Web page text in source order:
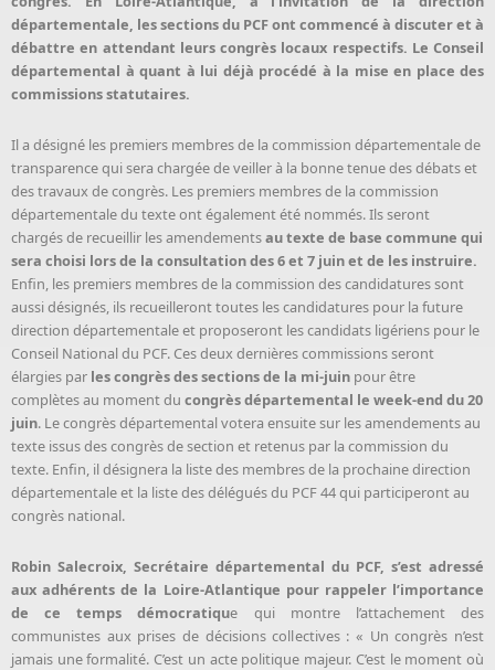
départementale, les sections du PCF ont commencé à discuter et à
débattre en attendant leurs congrès locaux respectifs. Le Conseil
départemental à quant à lui déjà procédé à la mise en place des
commissions statutaires.
Il a désigné les premiers membres de la commission départementale de
transparence qui sera chargée de veiller à la bonne tenue des débats et
des travaux de congrès. Les premiers membres de la commission
départementale du texte ont également été nommés. Ils seront
chargés de recueillir les amendementsau texte de base commune qui
sera choisi lors de la consultation des 6 et 7 juin et de les instruire.
Enfin, les premiers membres de la commission des candidatures sont
aussi désignés, ils recueilleront toutes les candidatures pour la future
direction départementale et proposeront les candidats ligériens pour le
Conseil National du PCF. Ces deux dernières commissions seront
élargies par les congrès des sections de la mi-juin pour être
complètes au moment du congrès départemental le week-end du 20
juin. Le congrès départemental votera ensuite sur les amendements au
texte issus des congrès de section et retenus par la commission du
texte. Enfin, il désignera la liste des membres de la prochaine direction
départementale et la liste des délégués du PCF 44 qui participeront au
congrès national.
Robin Salecroix, Secrétaire départemental du PCF, s’est adressé
aux adhérents de la Loire-Atlantique pour rappeler l’importance
de ce temps démocratique qui montre l’attachement des
communistes aux prises de décisions collectives : « Un congrès n’est
jamais une formalité. C’est un acte politique majeur. C’est le moment où